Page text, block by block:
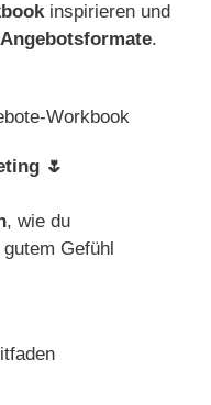
inspirieren und
.
🌷
, wie du
Gefühl